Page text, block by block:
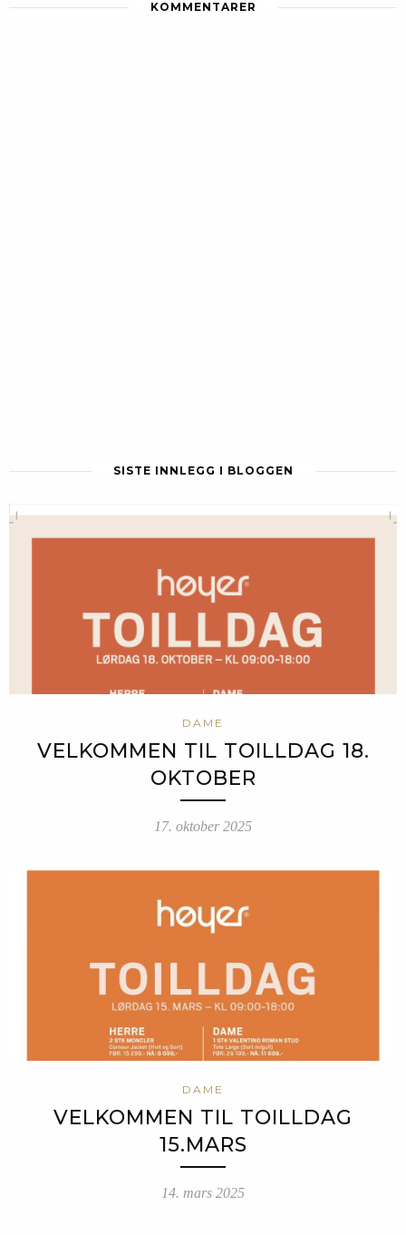
KOMMENTARER
SISTE INNLEGG I BLOGGEN
DAME
VELKOMMEN TIL TOILLDAG 18.
OKTOBER
17. oktober 2025
DAME
VELKOMMEN TIL TOILLDAG
15.MARS
14. mars 2025